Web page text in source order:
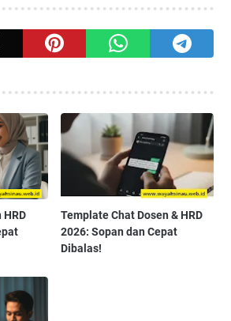
HRD
Template Chat Dosen & HRD
2026: Sopan dan Cepat
Dibalas!